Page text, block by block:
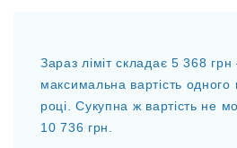
Зараз ліміт складає 5 368
максимальна вартість
році. Сукупна ж вартість не
10 736 грн.